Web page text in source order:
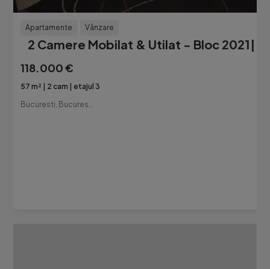
Apartamente Vânzare
2 Camere Mobilat & Utilat - Bloc 2021|
118.000 €
57 m² 2 cam
etajul 3
Bucuresti, Bucuresti-Ilfov